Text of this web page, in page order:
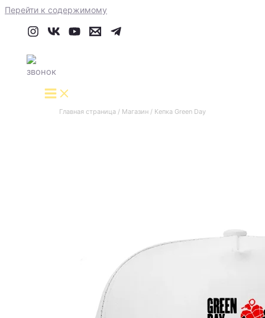
Перейти к содержимому
Главная страница / Магазин / Кепка Green Day